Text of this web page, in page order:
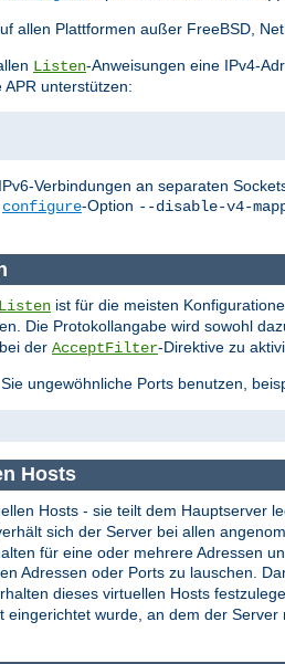
allen Plattformen außer FreeBSD,
Listen-Anweisungen eine IPv4-
unterstützen:
Verbindungen an separaten
configure-Option --disable-v4-
Listen ist für die meisten
Die Protokollangabe wird sowohl
der AcceptFilter-Direktive zu
ungewöhnliche Ports benutzen,
Hosts
Hosts - sie teilt dem Hauptserver
sich der Server bei allen
für eine oder mehrere Adressen
Adressen oder Ports zu lauschen.
dieses virtuellen Hosts
wurde, an dem der Server